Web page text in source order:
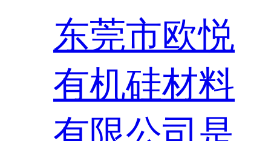
东莞市欧悦
有机硅材料